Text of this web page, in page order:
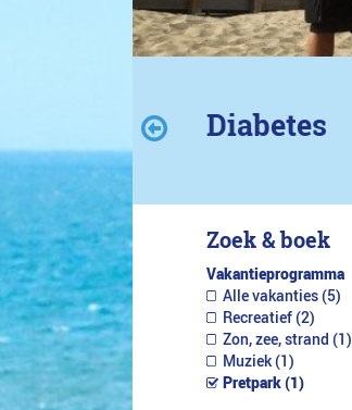
Diabetes
Zoek & boek
Vakantieprogramma
Alle vakanties (5)
Recreatief (2)
Zon, zee, strand (1)
Muziek (1)
Pretpark (1)